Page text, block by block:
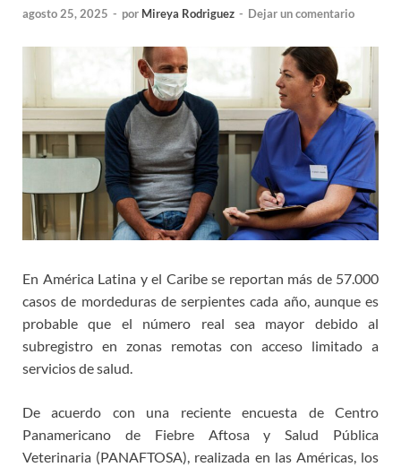
agosto 25, 2025 - por Mireya Rodriguez - Dejar un comentario
En América Latina y el Caribe se reportan más de 57.000
casos de mordeduras de serpientes cada año, aunque es
probable que el número real sea mayor debido al
subregistro en zonas remotas con acceso limitado a
servicios de salud.
De acuerdo con una reciente encuesta de Centro
Panamericano de Fiebre Aftosa y Salud Pública
Veterinaria (PANAFTOSA), realizada en las Américas, los